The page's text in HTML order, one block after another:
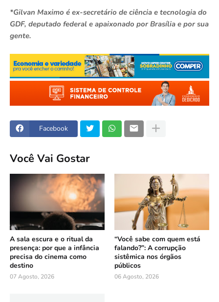
*Gilvan Maximo é ex-secretário de ciência e tecnologia do
GDF, deputado federal e apaixonado por Brasília e por sua
gente.
Facebook
Você Vai Gostar
A sala escura e o ritual da
presença: por que a infância
precisa do cinema como
destino
07 Agosto, 2026
“Você sabe com quem está
falando?”: A corrupção
sistêmica nos órgãos
públicos
06 Agosto, 2026